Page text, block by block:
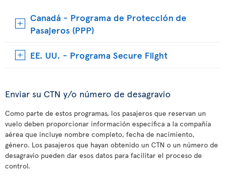
Canadá - Programa de Protección de
Pasajeros (PPP)
EE. UU. - Programa Secure Flight
Enviar su CTN y/o número de desagravio
Como parte de estos programas, los pasajeros que reservan un
vuelo deben proporcionar información específica a la compañía
aérea que incluye nombre completo, fecha de nacimiento,
género. Los pasajeros que hayan obtenido un CTN o un número de
desagravio pueden dar esos datos para facilitar el proceso de
control.